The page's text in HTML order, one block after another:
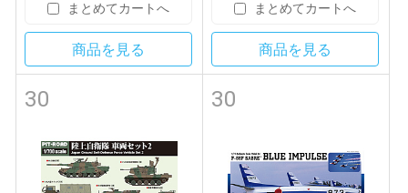
まとめてカートへ
商品を見る
まとめてカートへ
商品を見る
30 30